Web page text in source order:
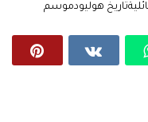
تاريخ هوليودموسم